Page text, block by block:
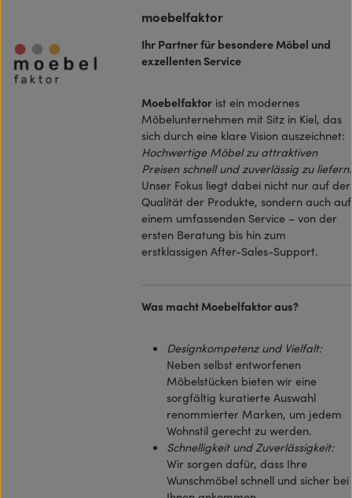
moebelfaktor
Ihr Partner für besondere Möbel und
exzellenten Service
Moebelfaktor ist ein modernes
Möbelunternehmen mit Sitz in Kiel, das
sich durch eine klare Vision auszeichnet:
Hochwertige Möbel zu attraktiven
Preisen schnell und zuverlässig zu liefern.
Unser Fokus liegt dabei nicht nur auf der
Qualität der Produkte, sondern auch auf
einem umfassenden Service – von der
ersten Beratung bis hin zum
erstklassigen After-Sales-Support.
Was macht Moebelfaktor aus?
Designkompetenz und Vielfalt:
Neben selbst entworfenen
Möbelstücken bieten wir eine
sorgfältig kuratierte Auswahl
renommierter Marken, um jedem
Wohnstil gerecht zu werden.
Schnelligkeit und Zuverlässigkeit:
Wir sorgen dafür, dass Ihre
Wunschmöbel schnell und sicher bei